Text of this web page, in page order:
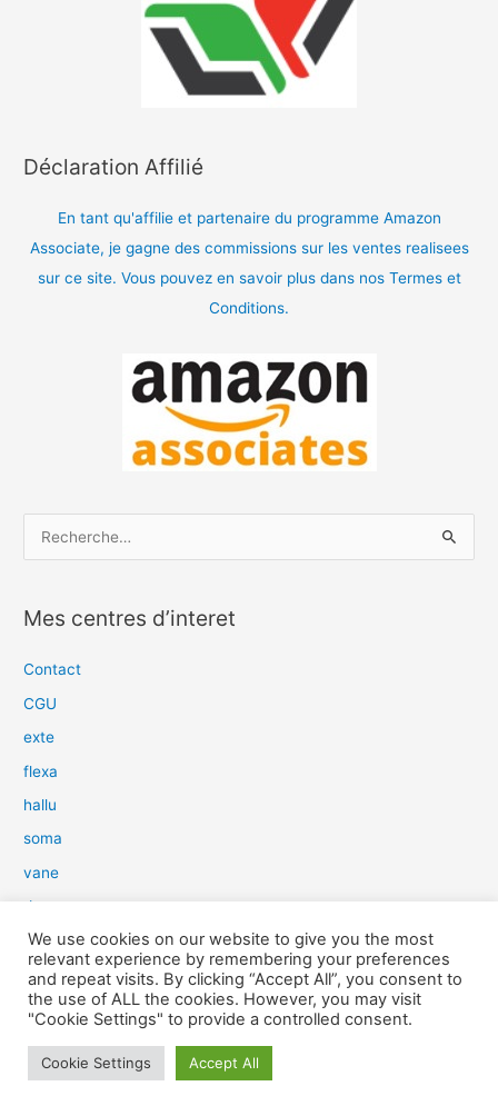
Déclaration Affilié
En tant qu'affilie et partenaire du programme Amazon
Associate, je gagne des commissions sur les ventes realisees
sur ce site. Vous pouvez en savoir plus dans nos Termes et
Conditions.
h
e
e
r
:
Mes centres d’interet
Contact
CGU
exte
flexa
hallu
soma
vane
dow
slim
aure
light
We use cookies on our website to give you the most
relevant experience by remembering your preferences
and repeat visits. By clicking “Accept All”, you consent to
the use of ALL the cookies. However, you may visit
"Cookie Settings" to provide a controlled consent.
Cookie Settings Accept All